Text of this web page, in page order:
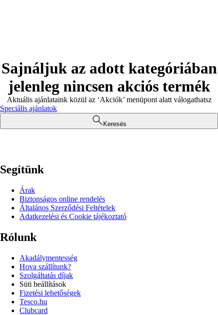
Sajnáljuk az adott kategóriában
jelenleg nincsen akciós termék
Aktuális ajánlataink közül az ‘Akciók’ menüpont alatt válogathatsz
Speciális ajánlatok
Keresés
Segítünk
Árak
Biztonságos online rendelés
Általános Szerződési Feltételek
Adatkezelési és Cookie tájékoztató
Rólunk
Akadálymentesség
Hova szállítunk?
Szolgáltatás díjak
Süti beállítások
Fizetési lehetőségek
Tesco.hu
Clubcard